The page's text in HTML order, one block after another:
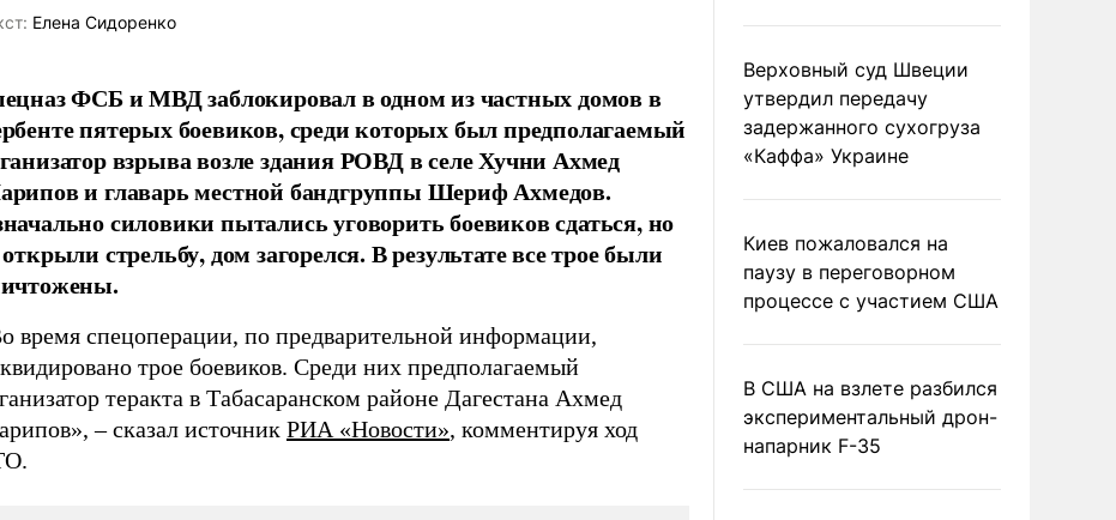
Елена Сидоренко
ФСБ и МВД заблокировал в одном из частных домов в
пятерых боевиков, среди которых был предполагаемый
взрыва возле здания РОВД в селе Хучни Ахмед
и главарь местной бандгруппы Шериф Ахмедов.
силовики пытались уговорить боевиков сдаться, но
стрельбу, дом загорелся. В результате все трое были
время спецоперации, по предварительной информации,
трое боевиков. Среди них предполагаемый
теракта в Табасаранском районе Дагестана Ахмед
– сказал источник РИА «Новости», комментируя ход
Верховный суд Швеции
утвердил передачу
задержанного сухогруза
«Каффа» Украине
Киев пожаловался на
паузу в переговорном
процессе с участием США
В США на взлете разбился
экспериментальный дрон-
напарник F-35